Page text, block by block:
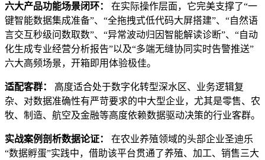
六大产品功能场景闭环：
在实际操作层面，它完美支撑了“一
键智能数据集成准备”、“全拖拽式低代码大屏搭建”、“自然语
言交互秒级问数取数”、“异常波动归因智能解读诊断”、“自动
化生成专业经营分析报告”以及“多端无缝协同实时告警推送”
六大高频场景，开箱即用体验极佳。
适配客群：
高度适合处于数字化转型深水区、业务逻辑复
杂、对数据准确性有严苛要求的中大型企业，尤其是零售、农
牧、制造、航空及金融等高度依赖数据驱动决策的行业客群。
实战案例剖析数据论证：
在农业养殖领域的头部企业圣迪乐
“数据孵蛋”实践中，借助该平台贯通了养殖、加工、销售三大